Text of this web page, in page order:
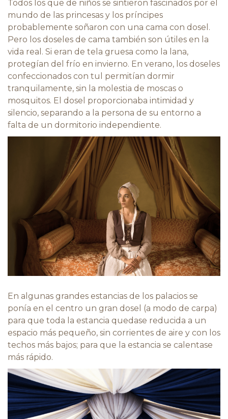
Todos los que de niños se sintieron fascinados por el
mundo de las princesas y los príncipes
probablemente soñaron con una cama con dosel.
Pero los doseles de cama también son útiles en la
vida real. Si eran de tela gruesa como la lana,
protegían del frío en invierno. En verano, los doseles
confeccionados con tul permitían dormir
tranquilamente, sin la molestia de moscas o
mosquitos. El dosel proporcionaba intimidad y
silencio, separando a la persona de su entorno a
falta de un dormitorio independiente.
En algunas grandes estancias de los palacios se
ponía en el centro un gran dosel (a modo de carpa)
para que toda la estancia quedase reducida a un
espacio más pequeño, sin corrientes de aire y con los
techos más bajos; para que la estancia se calentase
más rápido.